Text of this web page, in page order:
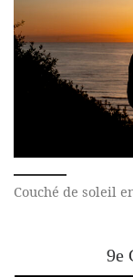
Couché de soleil
9e